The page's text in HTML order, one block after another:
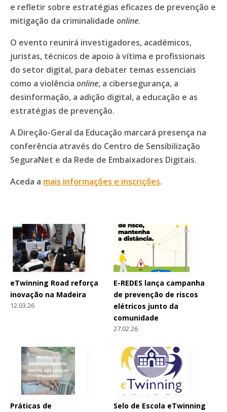
e refletir sobre estratégias eficazes de prevenção e
mitigação da criminalidade online.
O evento reunirá investigadores, académicos,
juristas, técnicos de apoio à vítima e profissionais
do setor digital, para debater temas essenciais
como a violência online, a cibersegurança, a
desinformação, a adição digital, a educação e as
estratégias de prevenção.
A Direção-Geral da Educação marcará presença na
conferência através do Centro de Sensibilização
SeguraNet e da Rede de Embaixadores Digitais.
Aceda a mais informações e inscrições.
eTwinning Road reforça
inovação na Madeira
12.03.26
E-REDES lança campanha
de prevenção de riscos
elétricos junto da
comunidade
27.02.26
Práticas de
Selo de Escola eTwinning